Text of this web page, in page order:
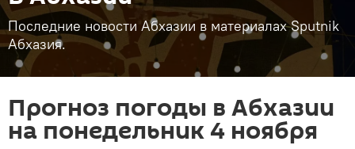
Последние новости Абхазии в материалах Sputnik
Абхазия.
Прогноз погоды в Абхазии
на понедельник 4 ноября